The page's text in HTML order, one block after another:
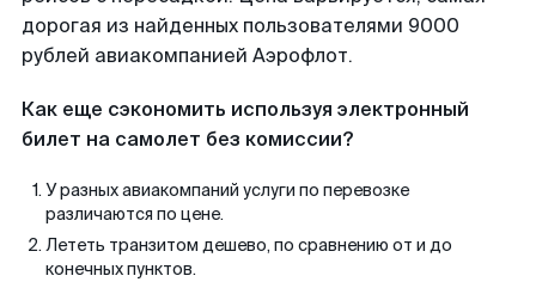
дорогая из найденных пользователями 9000
рублей авиакомпанией Аэрофлот.
Как еще сэкономить используя электронный
билет на самолет без комиссии?
У разных авиакомпаний услуги по перевозке
различаются по цене.
Лететь транзитом дешево, по сравнению от и до
конечных пунктов.